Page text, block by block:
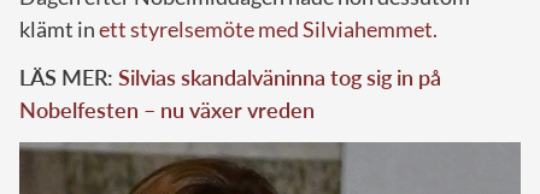
klämt inett styrelsemöte med Silviahemmet.
LÄS MER: Silvias skandalväninna tog sig in på
Nobelfesten – nu växer vreden